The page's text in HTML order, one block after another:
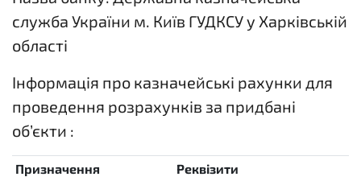
служба України м. Київ ГУДКСУ у Харківській
області
Інформація про казначейські рахунки для
проведення розрахунків за придбані
об’єкти :
Призначення
Реквізити